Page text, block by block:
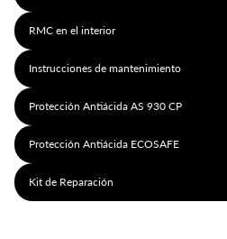
RMC en el interior
Instrucciones de mantenimiento
Protección Antiácida AS 930 CP
Protección Antiácida ECOSAFE
Kit de Reparación